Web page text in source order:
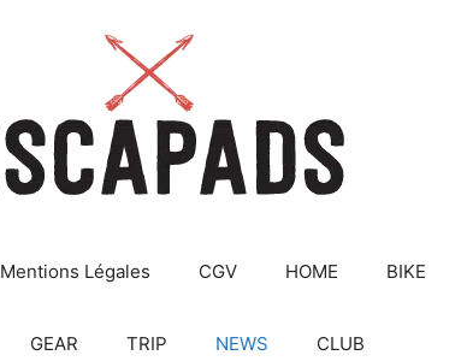
Mentions Légales CGV HOME BIKE
GEAR TRIP NEWS CLUB